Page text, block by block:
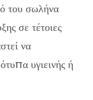
του σωλήνα
σε τέτοιες
να
υγιεινής ή